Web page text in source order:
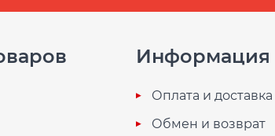
Информация
Оплата и доставка
Обмен и возврат